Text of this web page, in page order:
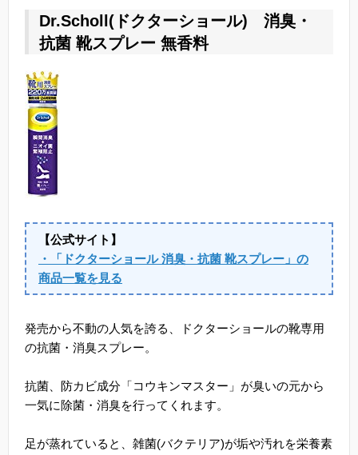
Dr.Scholl(ドクターショール) 消臭・
抗菌 靴スプレー 無香料
【公式サイト】
・「ドクターショール 消臭・抗菌 靴スプレー」の
商品一覧を見る
発売から不動の人気を誇る、ドクターショールの靴専用
の抗菌・消臭スプレー。
抗菌、防カビ成分「コウキンマスター」が臭いの元から
一気に除菌・消臭を行ってくれます。
足が蒸れていると、雑菌(バクテリア)が垢や汚れを栄養素